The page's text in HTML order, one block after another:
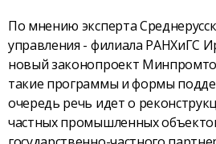
По мнению эксперта
управления - филиала РАНХиГС
новый законопроект
такие программы и формы
очередь речь идет о
частных промышленных